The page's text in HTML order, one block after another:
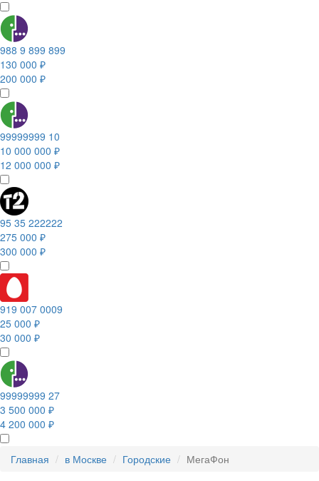
988 9 899 899
130 000 ₽
200 000 ₽
99999999 10
10 000 000 ₽
12 000 000 ₽
95 35 222222
275 000 ₽
300 000 ₽
919 007 0009
25 000 ₽
30 000 ₽
99999999 27
3 500 000 ₽
4 200 000 ₽
Главная в Москве Городские МегаФон